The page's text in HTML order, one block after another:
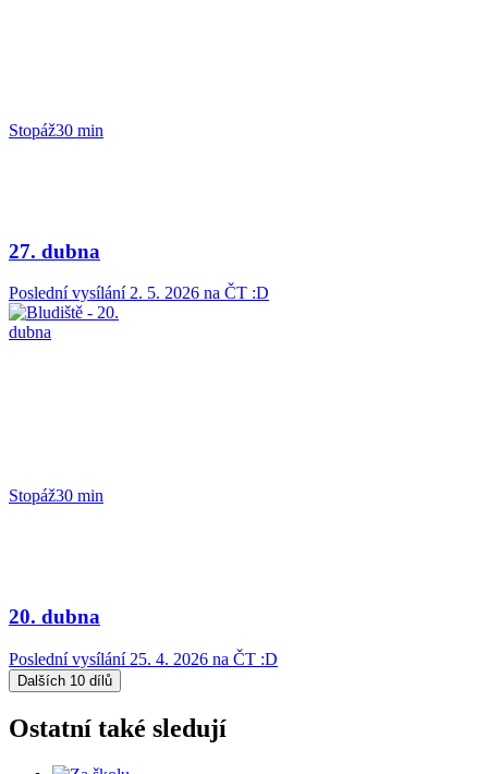
Stopáž30 min
27. dubna
Poslední vysílání 2. 5. 2026 na ČT :D
Stopáž30 min
20. dubna
Poslední vysílání 25. 4. 2026 na ČT :D
Dalších 10 dílů
Ostatní také sledují